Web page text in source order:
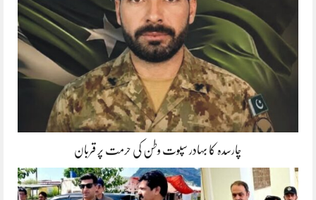
چارسدہ کا بہادر سپوت وطن کی حرمت پر قربان